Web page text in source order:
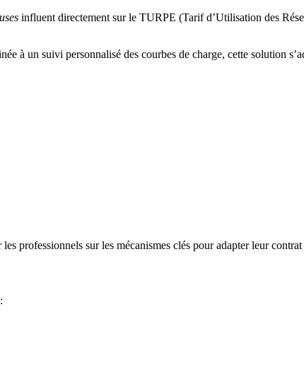
influent directement sur le TURPE (Tarif d’Utilisation des
à un suivi personnalisé des courbes de charge, cette solution
professionnels sur les mécanismes clés pour adapter leur contrat